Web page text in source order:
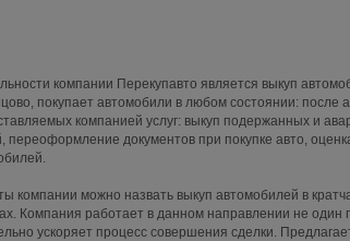
компании Перекупавто является выкуп
покупает автомобили в любом состоянии: после
компанией услуг: выкуп подержанных и
переоформление документов при покупке авто,
компании можно назвать выкуп автомобилей в
Компания работает в данном направлении не один
ускоряет процесс совершения сделки.